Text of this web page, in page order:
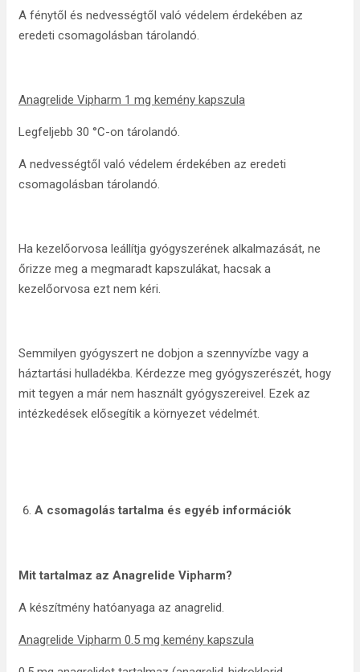
A fénytől és nedvességtől való védelem érdekében az
eredeti csomagolásban tárolandó.
Anagrelide Vipharm 1 mg kemény kapszula
Legfeljebb 30 °C-on tárolandó.
A nedvességtől való védelem érdekében az eredeti
csomagolásban tárolandó.
Ha kezelőorvosa leállítja gyógyszerének alkalmazását, ne
őrizze meg a megmaradt kapszulákat, hacsak a
kezelőorvosa ezt nem kéri.
Semmilyen gyógyszert ne dobjon a szennyvízbe vagy a
háztartási hulladékba. Kérdezze meg gyógyszerészét, hogy
mit tegyen a már nem használt gyógyszereivel. Ezek az
intézkedések elősegítik a környezet védelmét.
A csomagolás tartalma és egyéb információk
Mit tartalmaz az Anagrelide Vipharm?
A készítmény hatóanyaga az anagrelid.
Anagrelide Vipharm 0.5 mg kemény kapszula